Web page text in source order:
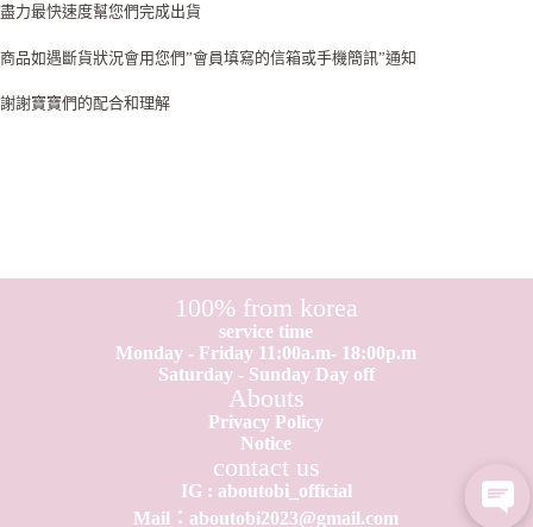
盡力最快速度幫您們完成出貨
商品如遇斷貨狀況會用您們”會員填寫的信箱或手機簡訊”通知
謝謝寶寶們的配合和理解
100% from korea
service time
Monday - Friday 11:00a.m- 18:00p.m
Saturday - Sunday Day off
Abouts
Privacy Policy
Notice
contact us
IG : aboutobi_official
Mail：aboutobi2023@gmail.com